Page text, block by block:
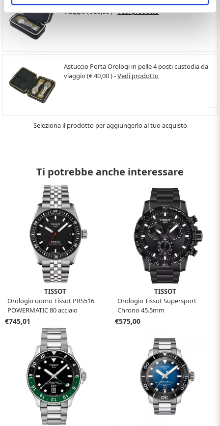
Astuccio Porta Orologi in pelle 2 posti custodia da
viaggio (€ 30,00 ) -Vedi prodotto
Astuccio Porta Orologi in pelle 4 posti custodia da
viaggio (€ 40,00 ) -Vedi prodotto
Seleziona il prodotto per aggiungerlo al tuo acquisto
Ti potrebbe anche interessare
TISSOT
Orologio uomo Tissot PRS516
POWERMATIC 80 acciaio
T149.407.11.051.00
€745,01
TISSOT
Orologio Tissot Supersport
Chrono 45.5mm
T125.617.33.051.00
€575,00